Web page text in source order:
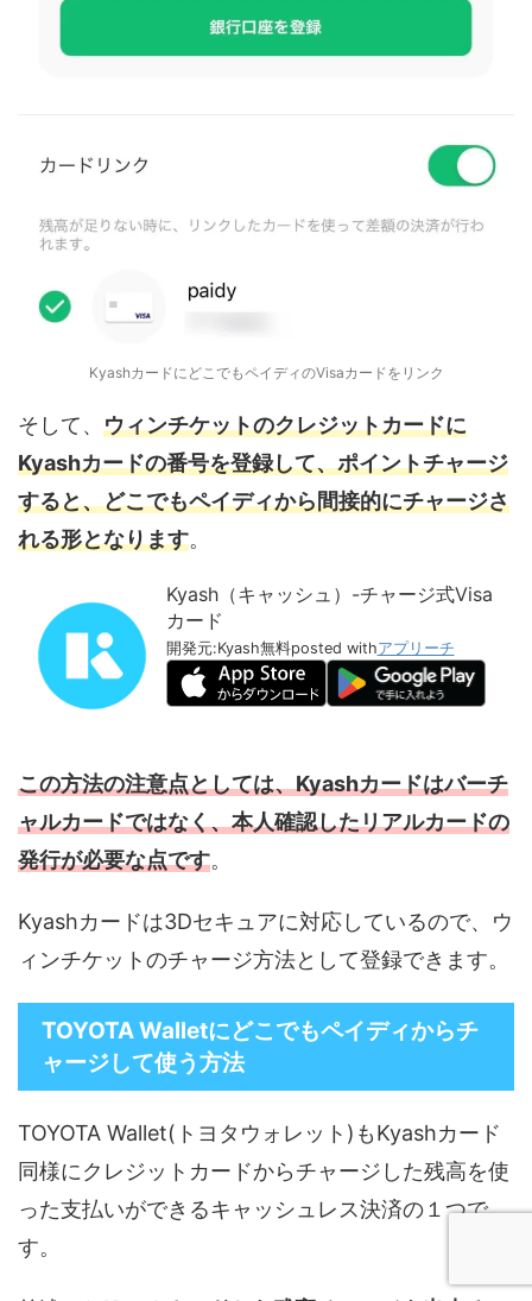
KyashカードにどこでもペイディのVisaカードをリンク
そして、 ウィンチケットのクレジットカードに
Kyashカードの番号を登録して、ポイントチャージ
すると、どこでもペイディから間接的にチャージさ
れる形となります。
Kyash（キャッシュ）-チャージ式Visa
カード
開発元:Kyash無料posted withアプリーチ
この方法の注意点としては、Kyashカードはバーチ
ャルカードではなく、本人確認したリアルカードの
発行が必要な点です。
Kyashカードは3Dセキュアに対応しているので、ウ
ィンチケットのチャージ方法として登録できます。
TOYOTA Walletにどこでもペイディからチ
ャージして使う方法
TOYOTA Wallet(トヨタウォレット)もKyashカード
同様にクレジットカードからチャージした残高を使
った支払いができるキャッシュレス決済の１つで
す。